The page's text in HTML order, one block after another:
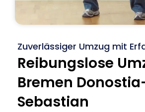
Zuverlässiger Umzug mit
Reibungslose
Bremen
Sebastian